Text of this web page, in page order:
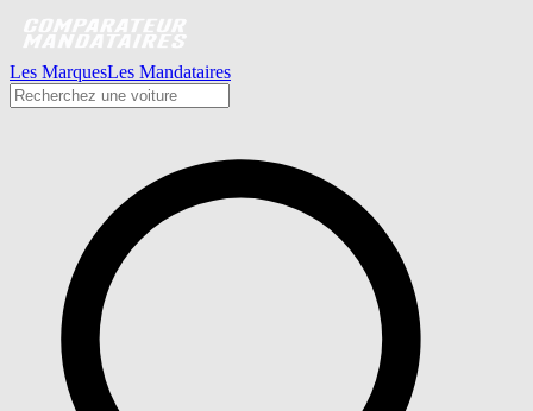
Les MarquesLes Mandataires